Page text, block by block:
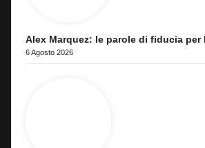
Alex Marquez: le parole di fiducia per
6 Agosto 2026